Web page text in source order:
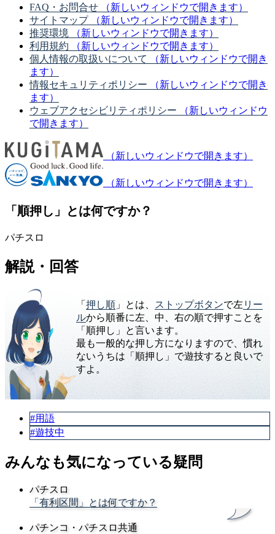
FAQ・お問合せ
（新しいウィンドウで開きます）
サイトマップ
（新しいウィンドウで開きます）
推奨環境
（新しいウィンドウで開きます）
利用規約
（新しいウィンドウで開きます）
個人情報の取扱いについて
（新しいウィンドウで開き
ます）
情報セキュリティポリシー
（新しいウィンドウで開き
ます）
ウェブアクセシビリティポリシー
（新しいウィンドウ
で開きます）
（新しいウィンドウで開きます）
（新しいウィンドウで開きます）
「順押し」とは何ですか？
パチスロ
解説・回答
「 押し順 」とは、 ストップボタンで左リー
ルから順番に左、中、右の順で押すことを
「順押し」と言います。
最も一般的な押し方になりますので、慣れ
ないうちは「順押し」で遊技すると良いで
すよ。
#用語
#遊技中
みんなも気になっている疑問
パチスロ
「有利区間」とは何ですか？
パチンコ・パチスロ共通